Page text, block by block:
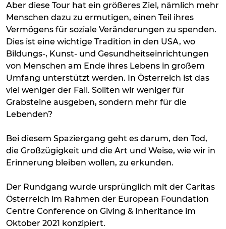
Aber diese Tour hat ein größeres Ziel, nämlich mehr
Menschen dazu zu ermutigen, einen Teil ihres
Vermögens für soziale Veränderungen zu spenden.
Dies ist eine wichtige Tradition in den USA, wo
Bildungs-, Kunst- und Gesundheitseinrichtungen
von Menschen am Ende ihres Lebens in großem
Umfang unterstützt werden. In Österreich ist das
viel weniger der Fall. Sollten wir weniger für
Grabsteine ausgeben, sondern mehr für die
Lebenden?
Bei diesem Spaziergang geht es darum, den Tod,
die Großzügigkeit und die Art und Weise, wie wir in
Erinnerung bleiben wollen, zu erkunden.
Der Rundgang wurde ursprünglich mit der Caritas
Österreich im Rahmen der European Foundation
Centre Conference on Giving & Inheritance im
Oktober 2021 konzipiert.